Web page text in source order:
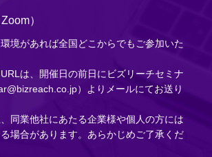
）
境があれば全国どこからでもご参加いた
は、開催日の前日にビズリーチセミナ
）よりメールにてお送り
同業他社にあたる企業様や個人の方には
場合があります。あらかじめご了承くだ